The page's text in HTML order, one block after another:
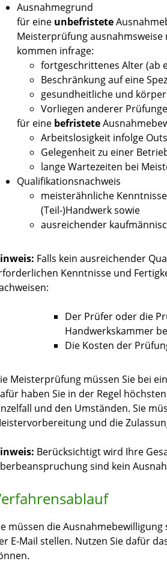
Ausnahmegrund
für eine unbefristete
Meisterprüfung
kommen infrage:
fortgeschrittenes Alter (ab
Beschränkung auf eine
gesundheitliche und
Vorliegen anderer
für eine befristete
Arbeitslosigkeit infolge
Gelegenheit zu einer
lange Wartezeiten bei
Qualifikationsnachweis
meisterähnliche
(Teil-)Handwerk sowie
ausreichender
Falls kein ausreichender
Kenntnisse und
Der Prüfer oder die
Handwerkskammer
Die Kosten der
Meisterprüfung müssen Sie bei
haben Sie in der Regel
und den Umständen. Sie
und die
Berücksichtigt wird Ihre
sind kein
müssen die
E-Mail stellen. Nutzen Sie dafür